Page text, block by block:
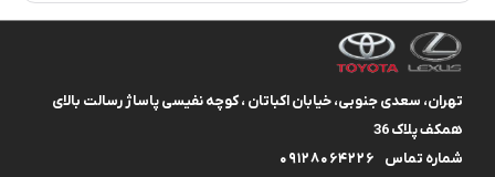
تهران، سعدی جنوبی، خیابان اکباتان ، کوچه نفیسی پاساژ رسالت بالای
همکف پلاک 36
شماره تماس
09128064226